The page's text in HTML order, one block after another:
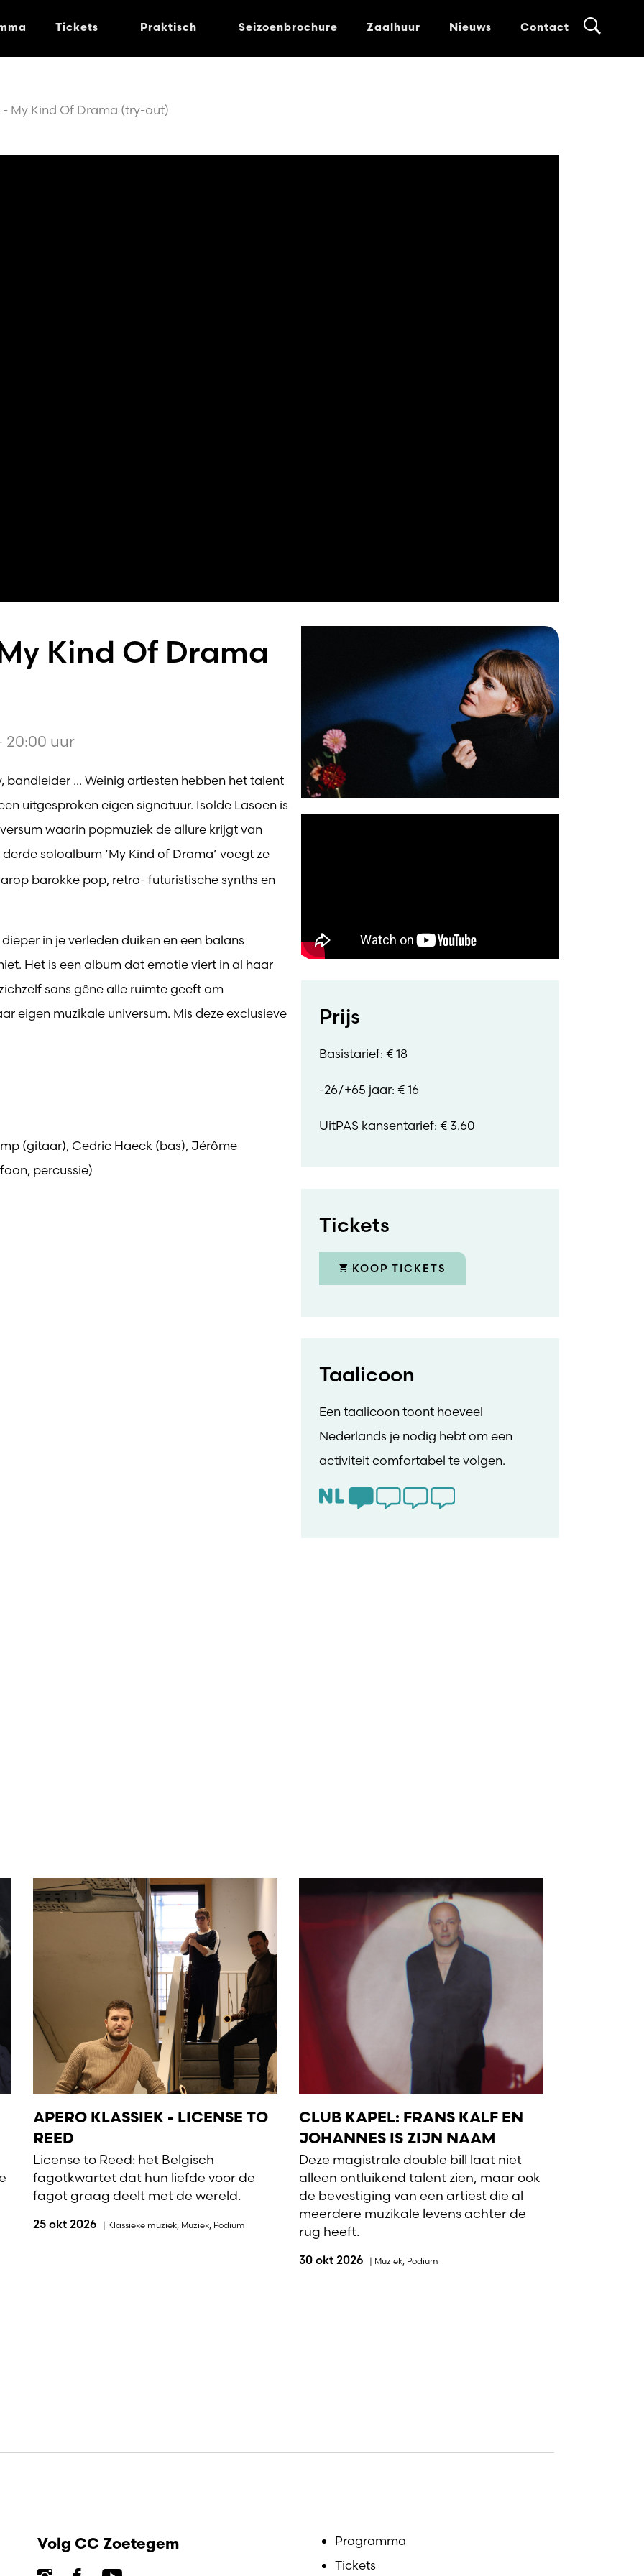
Tickets Praktisch Seizoenbrochure Zaalhuur Nieuws Contact
My Kind Of Drama (try-out)
Kind Of Drama
20:00 uur
bandleider ... Weinig artiesten hebben het talent
uitgesproken eigen signatuur. Isolde Lasoen is
waarin popmuziek de allure krijgt van
soloalbum ‘My Kind of Drama’ voegt ze
barokke pop, retro- futuristische synths en
in je verleden duiken en een balans
Het is een album dat emotie viert in al haar
sans gêne alle ruimte geeft om
eigen muzikale universum. Mis deze exclusieve
(gitaar), Cedric Haeck (bas), Jérôme
percussie)
Prijs
Basistarief: € 18
-26/+65 jaar: € 16
UitPAS kansentarief: € 3.60
Tickets
KOOP TICKETS
Taalicoon
Een taalicoon toont hoeveel
Nederlands je nodig hebt om een
activiteit comfortabel te volgen.
APERO KLASSIEK - LICENSE TO
REED
License to Reed: het Belgisch
fagotkwartet dat hun liefde voor de
fagot graag deelt met de wereld.
25 okt 2026 | Klassieke muziek, Muziek, Podium
CLUB KAPEL: FRANS KALF EN
JOHANNES IS ZIJN NAAM
Deze magistrale double bill laat niet
alleen ontluikend talent zien, maar ook
de bevestiging van een artiest die al
meerdere muzikale levens achter de
rug heeft.
30 okt 2026 | Muziek, Podium
Volg CC Zoetegem
Programma
Tickets